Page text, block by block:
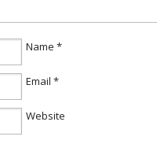
Name *
Email *
Website